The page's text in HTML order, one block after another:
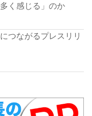
く感じる」のか
つながるプレスリリ